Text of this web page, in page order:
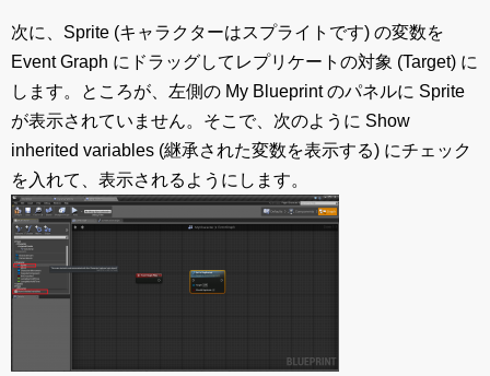
次に、Sprite (キャラクターはスプライトです) の変数を
Event Graph にドラッグしてレプリケートの対象 (Target) に
します。ところが、左側の My Blueprint のパネルに Sprite
が表示されていません。そこで、次のように Show
inherited variables (継承された変数を表示する) にチェック
を入れて、表示されるようにします。